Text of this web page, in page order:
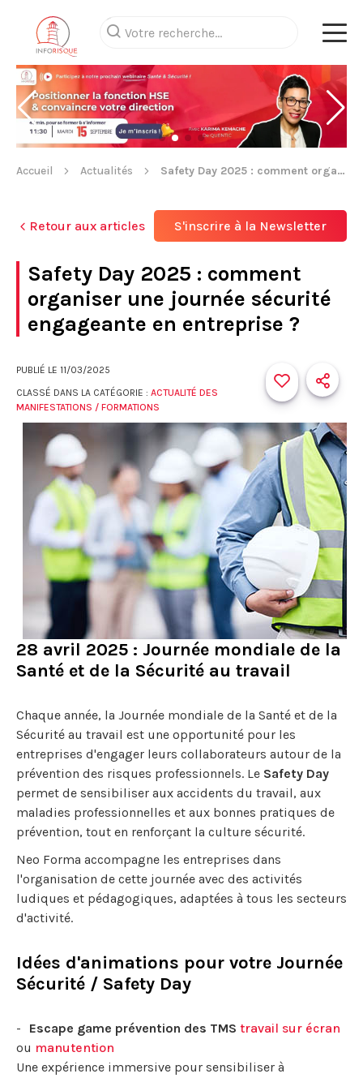
Accueil Actualités Safety Day 2025 : comment organiser une journée sécurité engageante en entreprise ?
Retour aux articles S'inscrire à la Newsletter
Safety Day 2025 : comment
organiser une journée sécurité
engageante en entreprise ?
PUBLIÉ LE 11/03/2025
CLASSÉ DANS LA CATÉGORIE : ACTUALITÉ DES
MANIFESTATIONS / FORMATIONS
28 avril 2025 : Journée mondiale de la
Santé et de la Sécurité au travail
Chaque année, la Journée mondiale de la Santé et de la
Sécurité au travail est une opportunité pour les
entreprises d'engager leurs collaborateurs autour de la
prévention des risques professionnels. Le Safety Day
permet de sensibiliser aux accidents du travail, aux
maladies professionnelles et aux bonnes pratiques de
prévention, tout en renforçant la culture sécurité.
Neo Forma accompagne les entreprises dans
l'organisation de cette journée avec des activités
ludiques et pédagogiques, adaptées à tous les secteurs
d'activité.
Idées d'animations pour votre Journée
Sécurité / Safety Day
Escape game prévention des TMS travail sur écran
ou manutention
Une expérience immersive pour sensibiliser à